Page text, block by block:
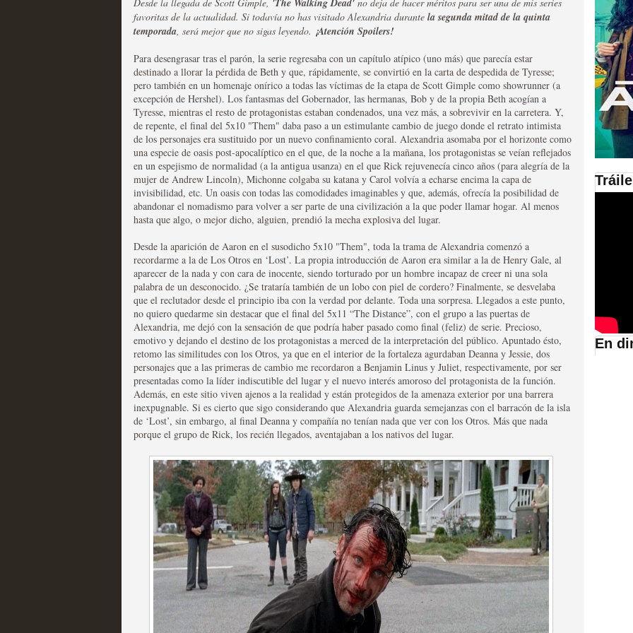
Las series disponibles en las plataformas SVOD
tienen fecha de caducidad
MOLTISANTI
Recomendación de la semana
La barrera de las 500 series al año se superará
desde Silicon Valley
MOLTISANTI
Recomendación de la semana
Mi experiencia como usuario de HBO España
MOLTISANTI
Recomendación de la semana
The Get Down o cómo acabar siendo una de las
series más caras de la historia
MOLTISANTI
Recomendación de la semana
'The Walking Dead'
favoritas de la actualidad. Si todavía no has visitado Alexandria durante la segunda mitad de la quinta
temporada, será mejor que no sigas leyendo. ¡Atención Spoilers!
Para desengrasar tras el parón, la serie regresaba con un capítulo atípico (uno más) que parecía estar
destinado a llorar la pérdida de Beth y que, rápidamente, se convirtió en la carta de despedida de Tyresse;
pero también en un homenaje onírico a todas las víctimas de la etapa de Scott Gimple como showrunner (a
excepción de Hershel). Los fantasmas del Gobernador, las hermanas, Bob y de la propia Beth acogían a
Tyresse, mientras el resto de protagonistas estaban condenados, una vez más, a sobrevivir en la carretera. Y,
de repente, el final del 5x10 "Them" daba paso a un estimulante cambio de juego donde el retrato intimista
de los personajes era sustituido por un nuevo confinamiento coral. Alexandria asomaba por el horizonte como
una especie de oasis post-apocalíptico en el que, de la noche a la mañana, los protagonistas se veían reflejados
en un espejismo de normalidad (a la antigua usanza) en el que Rick rejuvenecía cinco años (para alegría de la
mujer de Andrew Lincoln), Michonne colgaba su katana y Carol volvía a echarse encima la capa de
invisibilidad, etc. Un oasis con todas las comodidades imaginables y que, además, ofrecía la posibilidad de
abandonar el nomadismo para volver a ser parte de una civilización a la que poder llamar hogar. Al menos
hasta que algo, o mejor dicho, alguien, prendió la mecha explosiva del lugar.
Desde la aparición de Aaron en el susodicho 5x10 "Them", toda la trama de Alexandria comenzó a
recordarme a la de Los Otros en ‘Lost’. La propia introducción de Aaron era similar a la de Henry Gale, al
aparecer de la nada y con cara de inocente, siendo torturado por un hombre incapaz de creer ni una sola
palabra de un desconocido. ¿Se trataría también de un lobo con piel de cordero? Finalmente, se desvelaba
que el reclutador desde el principio iba con la verdad por delante. Toda una sorpresa. Llegados a este punto,
no quiero quedarme sin destacar que el final del 5x11 “The Distance”, con el grupo a las puertas de
Alexandria, me dejó con la sensación de que podría haber pasado como final (feliz) de serie. Precioso,
emotivo y dejando el destino de los protagonistas a merced de la interpretación del público. Apuntado ésto,
retomo las similitudes con los Otros, ya que en el interior de la fortaleza agurdaban Deanna y Jessie, dos
personajes que a las primeras de cambio me recordaron a Benjamin Linus y Juliet, respectivamente, por ser
presentadas como la líder indiscutible del lugar y el nuevo interés amoroso del protagonista de la función.
Además, en este sitio viven ajenos a la realidad y están protegidos de la amenaza exterior por una barrera
inexpugnable. Si es cierto que sigo considerando que Alexandria guarda semejanzas con el barracón de la isla
de ‘Lost’, sin embargo, al final Deanna y compañía no tenían nada que ver con los Otros. Más que nada
porque el grupo de Rick, los recién llegados, aventajaban a los nativos del lugar.
En